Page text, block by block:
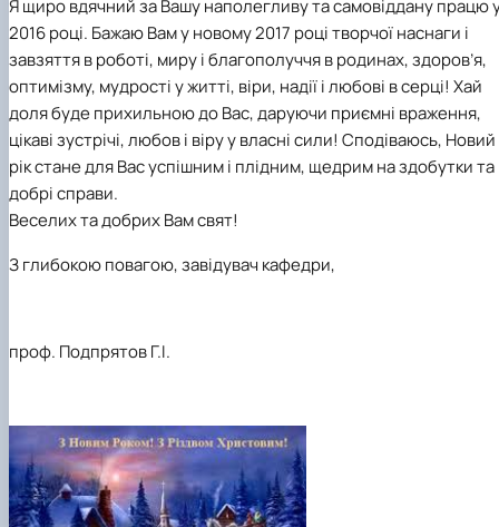
практики
Я щиро вдячний за Вашу наполегливу та самовіддану працю
2016 році. Бажаю Вам у новому 2017 році творчої наснаги і
завзяття в роботі, миру і благополуччя в родинах, здоров’я,
оптимізму, мудрості у житті, віри, надії і любові в серці! Хай
доля буде прихильною до Вас, даруючи приємні враження,
цікаві зустрічі, любов і віру у власні сили! Сподіваюсь, Новий
рік стане для Вас успішним і плідним, щедрим на здобутки та
добрі справи.
Веселих та добрих Вам свят!
З глибокою повагою,завідувач кафедри,
проф. Подпрятов Г.І.